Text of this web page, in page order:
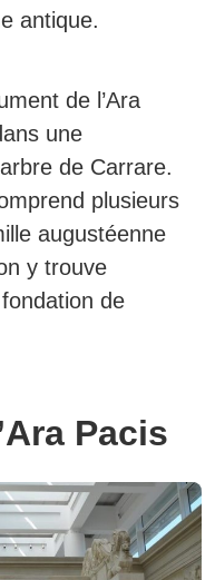
antique.
de l’Ara
une
de Carrare.
plusieurs
augustéenne
y trouve
de
Pacis